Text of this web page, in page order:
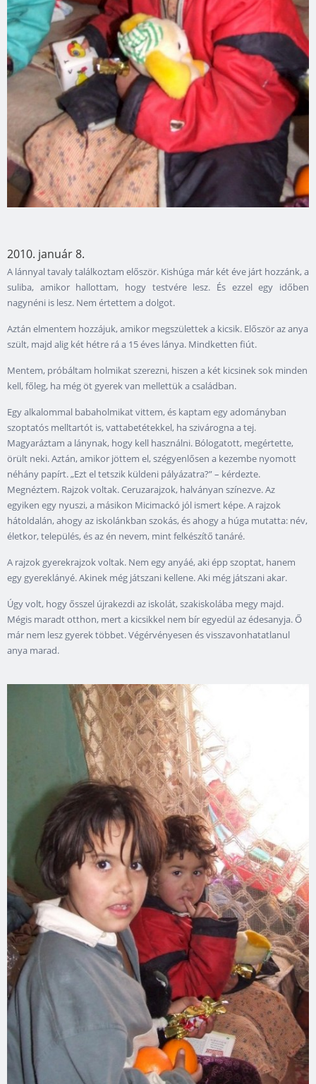
2010. január 8.
A lánnyal tavaly találkoztam először. Kishúga már két éve járt hozzánk, a
suliba, amikor hallottam, hogy testvére lesz. És ezzel egy időben
nagynéni is lesz. Nem értettem a dolgot.
Aztán elmentem hozzájuk, amikor megszülettek a kicsik. Először az anya
szült, majd alig két hétre rá a 15 éves lánya. Mindketten fiút.
Mentem, próbáltam holmikat szerezni, hiszen a két kicsinek sok minden
kell, főleg, ha még öt gyerek van mellettük a családban.
Egy alkalommal babaholmikat vittem, és kaptam egy adományban
szoptatós melltartót is, vattabetétekkel, ha szivárogna a tej.
Magyaráztam a lánynak, hogy kell használni. Bólogatott, megértette,
örült neki. Aztán, amikor jöttem el, szégyenlősen a kezembe nyomott
néhány papírt. „Ezt el tetszik küldeni pályázatra?” – kérdezte.
Megnéztem. Rajzok voltak. Ceruzarajzok, halványan színezve. Az
egyiken egy nyuszi, a másikon Micimackó jól ismert képe. A rajzok
hátoldalán, ahogy az iskolánkban szokás, és ahogy a húga mutatta: név,
életkor, település, és az én nevem, mint felkészítő tanáré.
A rajzok gyerekrajzok voltak. Nem egy anyáé, aki épp szoptat, hanem
egy gyereklányé. Akinek még játszani kellene. Aki még játszani akar.
Úgy volt, hogy ősszel újrakezdi az iskolát, szakiskolába megy majd.
Mégis maradt otthon, mert a kicsikkel nem bír egyedül az édesanyja. Ő
már nem lesz gyerek többet. Végérvényesen és visszavonhatatlanul
anya marad.